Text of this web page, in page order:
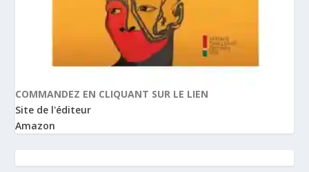
COMMANDEZ EN CLIQUANT SUR LE LIEN
Site de l'éditeur
Amazon